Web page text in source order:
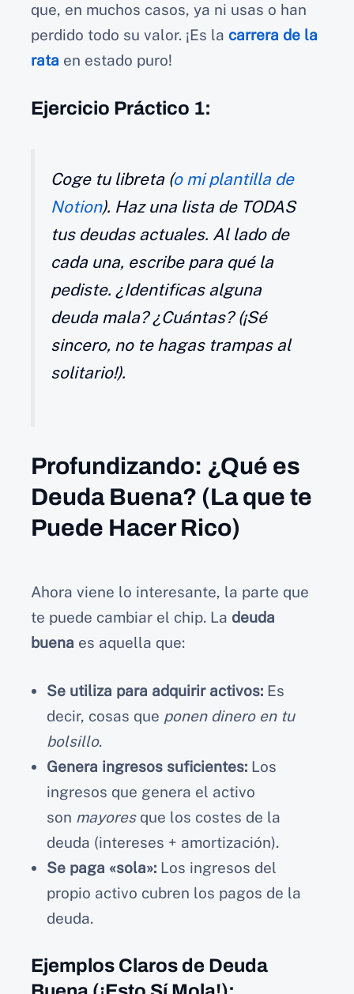
que, en muchos casos, ya ni usas o han
perdido todo su valor. ¡Es la carrera de la
rata en estado puro!
Ejercicio Práctico 1:
Coge tu libreta (o mi plantilla de
Notion). Haz una lista de TODAS
tus deudas actuales. Al lado de
cada una, escribe para qué la
pediste. ¿Identificas alguna
deuda mala? ¿Cuántas? (¡Sé
sincero, no te hagas trampas al
solitario!).
Profundizando: ¿Qué es
Deuda Buena? (La que te
Puede Hacer Rico)
Ahora viene lo interesante, la parte que
te puede cambiar el chip. La deuda
buena es aquella que:
Se utiliza para adquirir activos: Es
decir, cosas que ponen dinero en tu
bolsillo.
Genera ingresos suficientes: Los
ingresos que genera el activo
son mayoresque los costes de la
deuda (intereses + amortización).
Se paga «sola»: Los ingresos del
propio activo cubren los pagos de la
deuda.
Ejemplos Claros de Deuda